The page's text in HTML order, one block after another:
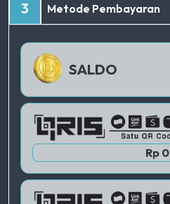
3 Metode Pembayaran
SALDO
Rp 0